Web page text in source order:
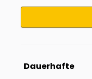
Dauerhafte